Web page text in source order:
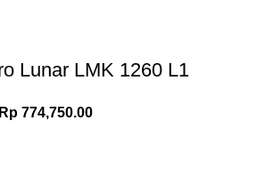
Lunar LMK 1260 L1
Rp 774,750.00